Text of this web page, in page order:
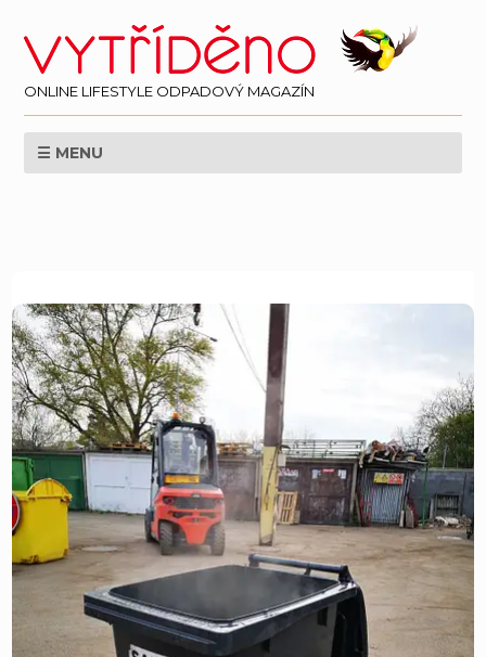
ONLINE LIFESTYLE ODPADOVÝ MAGAZÍN
☰ MENU
LIFESTYLE
VĚDA
SVĚT
PERSPEKTIVA
ČASOPIS